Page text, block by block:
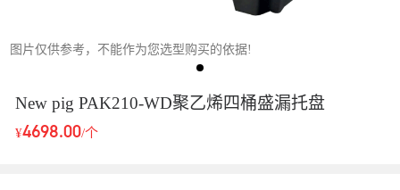
图片仅供参考，不能作为您选型购买的依据!
New pig PAK210-WD聚乙烯四桶盛漏托盘
¥4698.00/个